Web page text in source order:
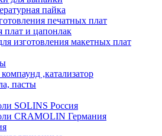
пайка
печатных плат
плат и цапонлак
изготовления макетных плат
,катализатор
пасты
SOLINS Россия
CRAMOLIN Германия